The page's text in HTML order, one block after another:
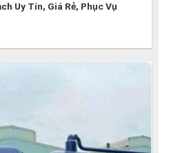
Uy Tín, Giá Rẻ, Phục Vụ